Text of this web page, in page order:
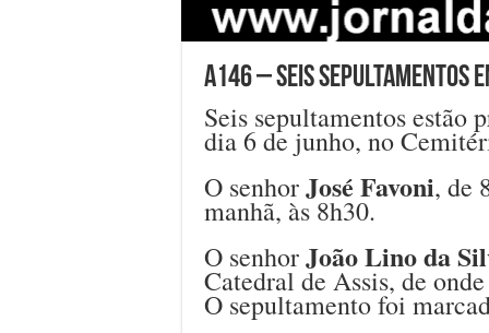
A146 – Seis sepultamentos
Seis sepultamentos estão
dia 6 de junho, no
O senhorJosé Favoni, de
manhã, às 8h30.
O senhorJoão Lino da
Catedral de Assis, de
O sepultamento foi